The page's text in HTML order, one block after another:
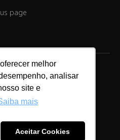
melhor
analisar
site e
mais
Aceitar Cookies
page
Linx Commerce
Privacidade